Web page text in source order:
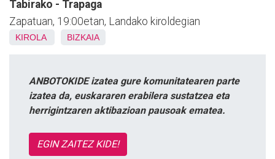
Tabirako - Trapaga
Zapatuan, 19:00etan, Landako kiroldegian
KIROLA BIZKAIA
ANBOTOKIDE izatea gure komunitatearen parte
izatea da, euskararen erabilera sustatzea eta
herrigintzaren aktibazioan pausoak ematea.
EGIN ZAITEZ KIDE!